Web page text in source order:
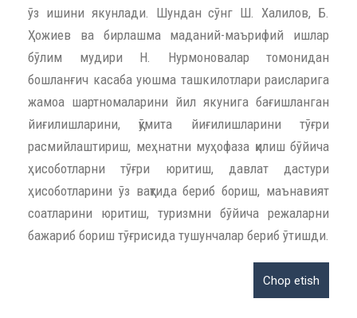
ўз ишини якунлади. Шундан сўнг Ш. Халилов, Б.
Ҳожиев ва бирлашма маданий-маърифий ишлар
бўлим мудири Н. Нурмоновалар томонидан
бошланғич касаба уюшма ташкилотлари раисларига
жамоа шартномаларини йил якунига бағишланган
йиғилишларини, қўмита йиғилишларини тўғри
расмийлаштириш, меҳнатни муҳофаза қилиш бўйича
ҳисоботларни тўғри юритиш, давлат дастури
ҳисоботларини ўз вақтида бериб бориш, маънавият
соатларини юритиш, туризмни бўйича режаларни
бажариб бориш тўғрисида тушунчалар бериб ўтишди.